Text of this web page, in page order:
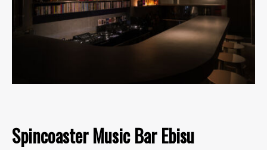
Spincoaster Music Bar Ebisu